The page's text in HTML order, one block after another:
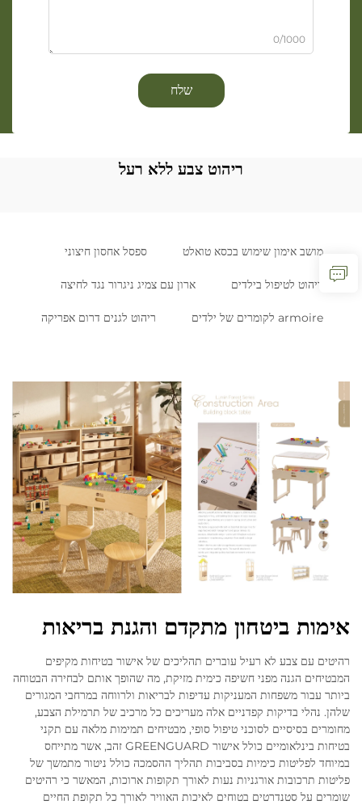
0/1000
שלח
ריהוט צבע ללא רעל
מושב אימון שימוש בכסא טואלט ספסל אחסון חיצוני
ריהוט לטיפול בילדים ארון עם צמיג ניגרור נגד לחיצה
armoire לקומרים של ילדים ריהוט לגנים דרום אפריקה
אימות ביטחון מתקדם והגנת בריאות
רהיטים עם צבע לא רעיל עוברים תהליכים של אישור בטיחות מקיפים
המבטיחים הגנה מפני חשיפה כימית מזיקת, מה שהופך אותם לבחירה הבטוחה
ביותר עבור משפחות המעניקות עדיפות לבריאות ולרווחה במרחבי המגורים
שלהן. נהלי בדיקות קפדניים אלה מעריכים כל מרכיב של תרמילת הצבע,
מחומרים בסיסיים לסוכני טיפול סופי, מבטיחים תמימות מלאה עם תקני
בטיחות בינלאומיים כולל אישור GREENGUARD זהב, אשר מתייחס
במיוחד לפליטות כימיות בסביבות תהליך ההסמכה כולל ניטור מתמשך של
פליטות תרכובות אורגניות נעות לאורך תקופות ארוכות, המאשר כי רהיטים
שומרים על סטנדרטים בטוחים לאיכות האוויר לאורך כל תקופת החיים